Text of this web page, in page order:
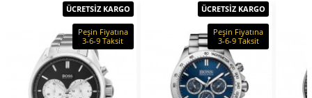
ÜCRETSİZ KARGO
Peşin Fiyatına
3-6-9 Taksit
ÜCRETSİZ KARGO
Peşin Fiyatına
3-6-9 Taksit